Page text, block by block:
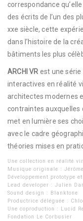
correspondance
des écrits de l’un des
xxe siècle, cette
dans l’histoire de la
bâtiments les plus
ARCHI VR est une série
interactives en réalité
architectes modernes
contraintes auxquelles
met en lumière ses
avec le cadre
théories mises en
Une collection en réalité
Musique originale :
Développement prototype
Lead developer : Julien
Sound design : Blanktone
Productrice déléguée :
Une coproduction : Lucid
Fondation Le Corbusier